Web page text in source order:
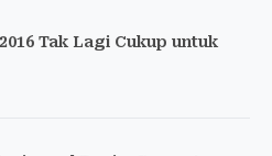
Tak Lagi Cukup untuk